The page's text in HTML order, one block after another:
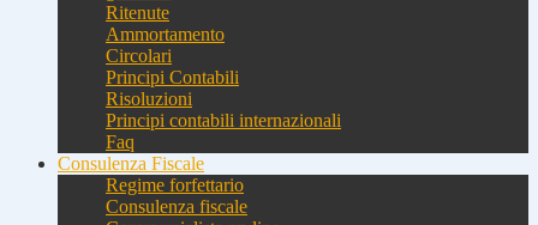
Ritenute
Ammortamento
Circolari
Principi Contabili
Risoluzioni
Principi contabili internazionali
Faq
Consulenza Fiscale
Regime forfettario
Consulenza fiscale